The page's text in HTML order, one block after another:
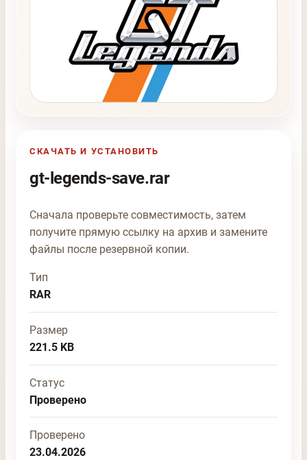
СКАЧАТЬ И УСТАНОВИТЬ
gt-legends-save.rar
Сначала проверьте совместимость, затем
получите прямую ссылку на архив и замените
файлы после резервной копии.
Тип
RAR
Размер
221.5 KB
Статус
Проверено
Проверено
23.04.2026